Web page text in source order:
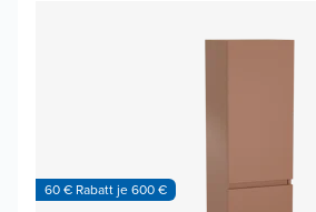
60 € Rabatt je 600 €